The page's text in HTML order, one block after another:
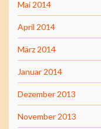
Mai 2014
April 2014
März 2014
Januar 2014
Dezember 2013
November 2013